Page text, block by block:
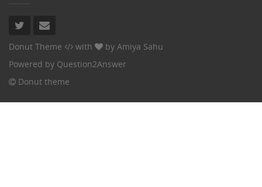
Donut Theme with by Amiya Sahu
Powered by Question2Answer
Donut theme